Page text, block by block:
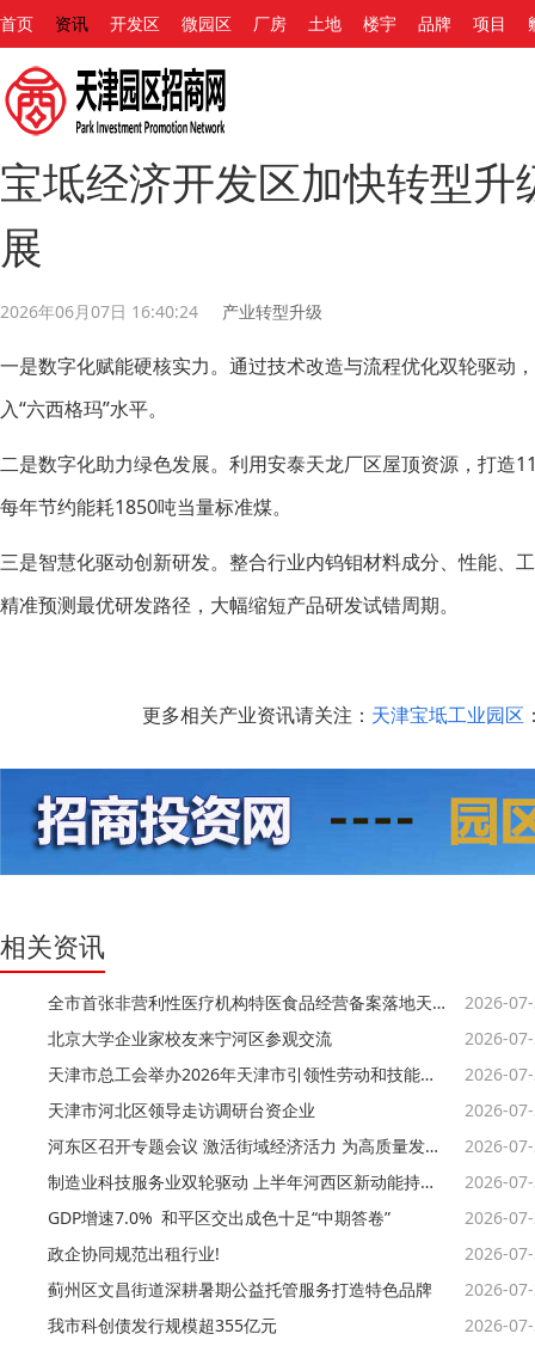
首页 资讯 开发区 微园区 厂房 土地 楼宇 品牌 项目
宝坻经济开发区加快转型
展
2026年06月07日 16:40:24 产业转型升级
一是数字化赋能硬核实力。通过技术改造与流程优化双轮驱动
入“六西格玛”水平。
二是数字化助力绿色发展。利用安泰天龙厂区屋顶资源，打造
每年节约能耗1850吨当量标准煤。
三是智慧化驱动创新研发。整合行业内钨钼材料成分、性能、
精准预测最优研发路径，大幅缩短产品研发试错周期。
更多相关产业资讯请关注： 天津宝坻工业园区
相关资讯
全市首张非营利性医疗机构特医食品经营备案落地天津自贸试验区
2026-
北京大学企业家校友来宁河区参观交流
2026-
天津市总工会举办2026年天津市引领性劳动和技能竞赛现场推动会
2026-
天津市河北区领导走访调研台资企业
2026-
河东区召开专题会议 激活街域经济活力 为高质量发展注入新动能
2026-
制造业科技服务业双轮驱动 上半年河西区新动能持续发力
2026-
GDP增速7.0% 和平区交出成色十足“中期答卷”
2026-
政企协同规范出租行业!
2026-
蓟州区文昌街道深耕暑期公益托管服务打造特色品牌
2026-
我市科创债发行规模超355亿元
2026-